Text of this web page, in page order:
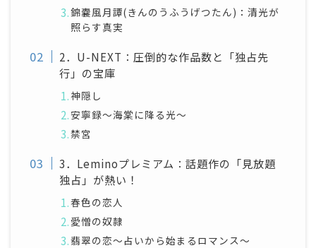
錦嚢風月譚(きんのうふうげつたん)：清光が
照らす真実
2．U-NEXT：圧倒的な作品数と「独占先
行」の宝庫
神隠し
安寧録～海棠に降る光～
禁宮
3．Leminoプレミアム：話題作の「見放題
独占」が熱い！
春色の恋人
愛憎の奴隷
翡翠の恋～占いから始まるロマンス～